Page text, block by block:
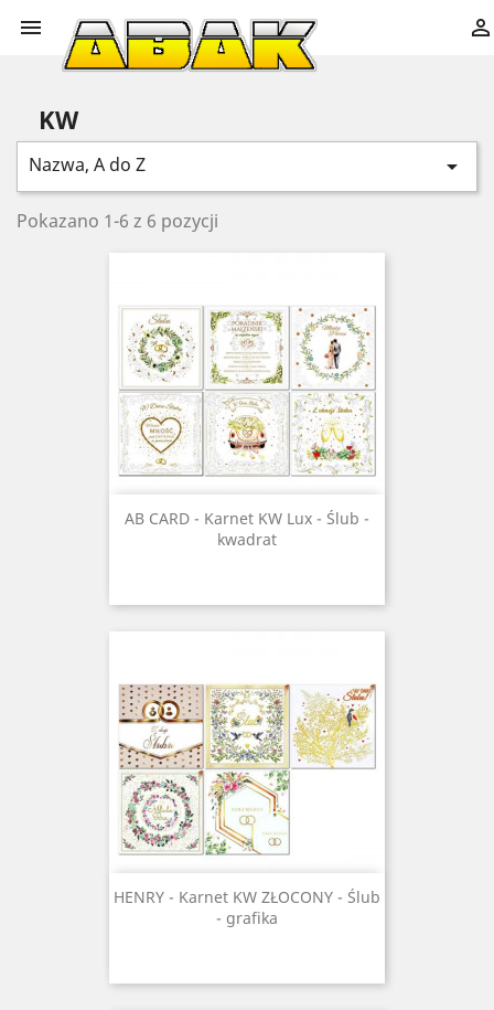
 
KW
Nazwa, A do Z 
Pokazano 1-6 z 6 pozycji
AB CARD - Karnet KW Lux - Ślub -
kwadrat
HENRY - Karnet KW ZŁOCONY - Ślub
- grafika